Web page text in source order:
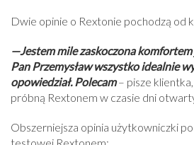
Dwie opinie o Rextonie pochodzą od
—Jestem mile zaskoczona
Pan Przemysław wszystko idealnie
opowiedział. Polecam– pisze
próbną Rextonem w czasie dni
Obszerniejsza opinia użytkowniczki